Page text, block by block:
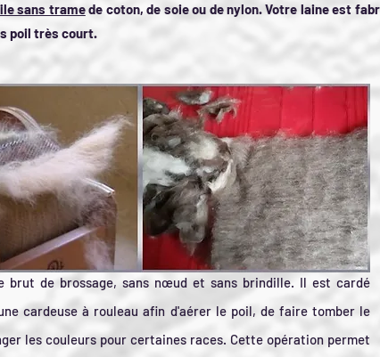
sans tramede coton, de soie ou de nylon. Votre laine est
poil très court.
brut de brossage, sans nœud et sans brindille. Il est cardé
cardeuse à rouleau afin d'aérer le poil, de faire tomber le
les couleurs pour certaines races. Cette opération permet